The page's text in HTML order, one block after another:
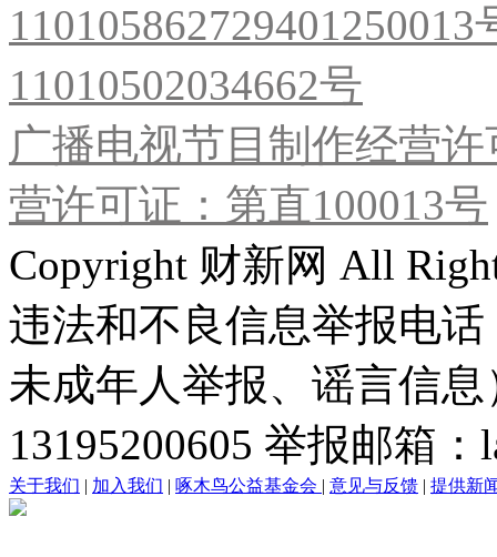
11010502034662号
广播电视节目制作经营
营许可证：第直100013号
Copyright 财新网 All
违法和不良信息举报电
未成年人举报、谣言信
13195200605 举报邮箱
关于我们 | 加入我们 | 啄木鸟公益基金会 | 意见与反馈 | 提供新